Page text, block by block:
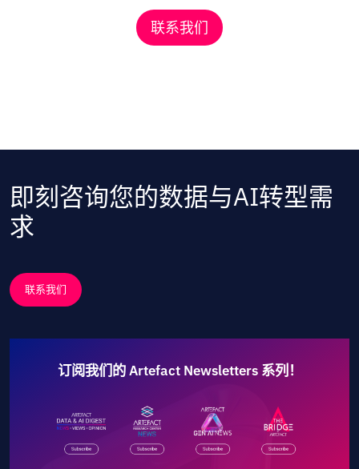
联系我们
即刻咨询您的数据与AI转型需
求
联系我们
订阅我们的 Artefact Newsletters 系列！